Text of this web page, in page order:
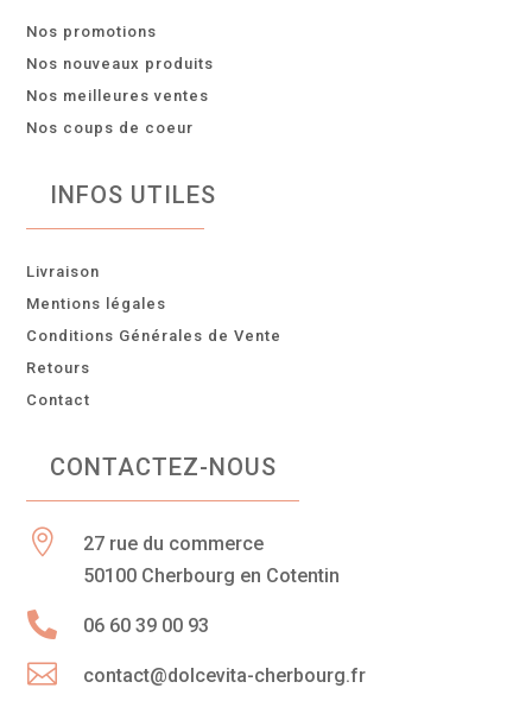
Nos promotions
Nos nouveaux produits
Nos meilleures ventes
Nos coups de coeur
INFOS UTILES
Livraison
Mentions légales
Conditions Générales de Vente
Retours
Contact
CONTACTEZ-NOUS

27 rue du commerce
50100 Cherbourg en Cotentin
 06 60 39 00 93
 contact@dolcevita-cherbourg.fr